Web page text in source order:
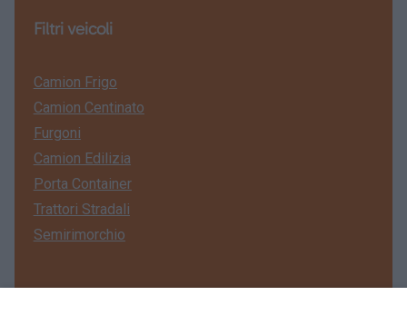
Filtri veicoli
Camion Frigo
Camion Centinato
Furgoni
Camion Edilizia
Porta Container
Trattori Stradali
Semirimorchio